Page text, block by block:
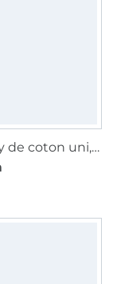
Tissu jersey de coton uni, vert pâle